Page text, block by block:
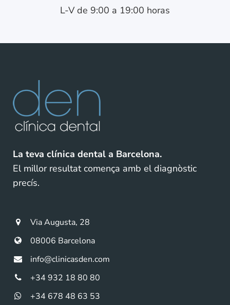
L-V de 9:00 a 19:00 horas
La teva clínica dental a Barcelona.
El millor resultat comença amb el diagnòstic
precís.
Via Augusta, 28
08006 Barcelona
info@clinicasden.com
+34 932 18 80 80
+34 678 48 63 53